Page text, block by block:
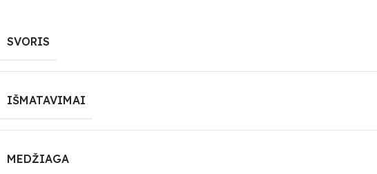
SVORIS
IŠMATAVIMAI
MEDŽIAGA